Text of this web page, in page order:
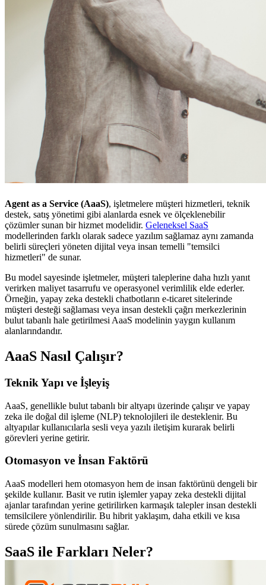
Agent as a Service (AaaS), işletmelere müşteri hizmetleri, teknik
destek, satış yönetimi gibi alanlarda esnek ve ölçeklenebilir
çözümler sunan bir hizmet modelidir. Geleneksel SaaS
modellerinden farklı olarak sadece yazılım sağlamaz aynı zamanda
belirli süreçleri yöneten dijital veya insan temelli "temsilci
hizmetleri" de sunar.
Bu model sayesinde işletmeler, müşteri taleplerine daha hızlı yanıt
verirken maliyet tasarrufu ve operasyonel verimlilik elde ederler.
Örneğin, yapay zeka destekli chatbotların e-ticaret sitelerinde
müşteri desteği sağlaması veya insan destekli çağrı merkezlerinin
bulut tabanlı hale getirilmesi AaaS modelinin yaygın kullanım
alanlarındandır.
AaaS Nasıl Çalışır?
Teknik Yapı ve İşleyiş
AaaS, genellikle bulut tabanlı bir altyapı üzerinde çalışır ve yapay
zeka ile doğal dil işleme (NLP) teknolojileri ile desteklenir. Bu
altyapılar kullanıcılarla sesli veya yazılı iletişim kurarak belirli
görevleri yerine getirir.
Otomasyon ve İnsan Faktörü
AaaS modelleri hem otomasyon hem de insan faktörünü dengeli bir
şekilde kullanır. Basit ve rutin işlemler yapay zeka destekli dijital
ajanlar tarafından yerine getirilirken karmaşık talepler insan destekli
temsilcilere yönlendirilir. Bu hibrit yaklaşım, daha etkili ve kısa
sürede çözüm sunulmasını sağlar.
SaaS ile Farkları Neler?